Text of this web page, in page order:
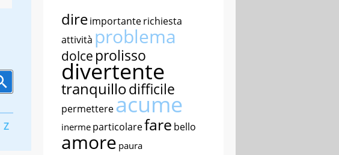
Z
direimportanterichiesta
attività problema
dolce prolisso
divertente
tranquillodifficile
permettereacume
inerme particolarefare bello
amore paura